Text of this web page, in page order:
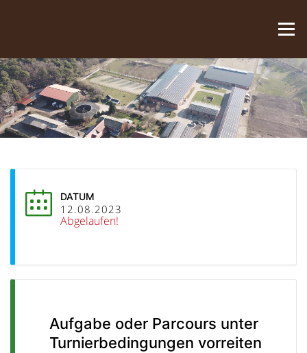
Menü
DATUM
12.08.2023
Abgelaufen!
Aufgabe oder Parcours unter
Turnierbedingungen vorreiten